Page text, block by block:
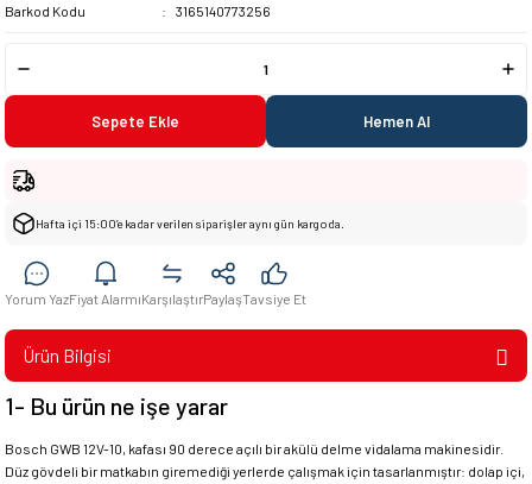
Barkod Kodu
3165140773256
Sepete Ekle Hemen Al
Hafta içi 15:00’e kadar verilen siparişler aynı gün kargoda.
Yorum YazFiyat AlarmıKarşılaştırPaylaşTavsiye Et
Ürün Bilgisi
1- Bu ürün ne işe yarar
Bosch GWB 12V-10, kafası 90 derece açılı bir akülü delme vidalama makinesidir.
Düz gövdeli bir matkabın giremediği yerlerde çalışmak için tasarlanmıştır: dolap içi,